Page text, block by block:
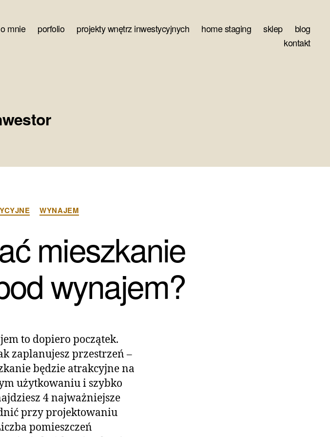
o mnie porfolio projekty wnętrz inwestycyjnych home staging sklep
blog
kontakt
Kategorie WYNAJEM
mieszkanie
wynajem?
to dopiero początek.
zaplanujesz przestrzeń –
będzie atrakcyjne na
użytkowaniu i szybko
4 najważniejsze
przy projektowaniu
pomieszczeń